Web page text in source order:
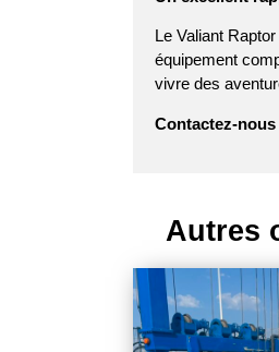
Le Valiant
équipement
vivre des
Contactez-nous
Autres